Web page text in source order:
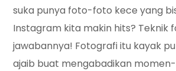
suka punya foto-foto kece yang
Instagram kita makin hits? Teknik
jawabannya! Fotografi itu kayak
ajaib buat mengabadikan